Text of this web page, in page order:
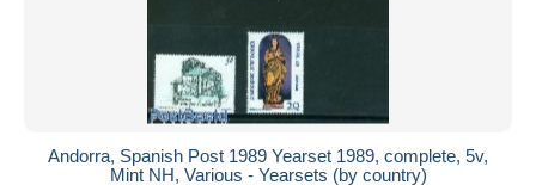
Andorra, Spanish Post 1989 Yearset 1989, complete, 5v,
Mint NH, Various - Yearsets (by country)